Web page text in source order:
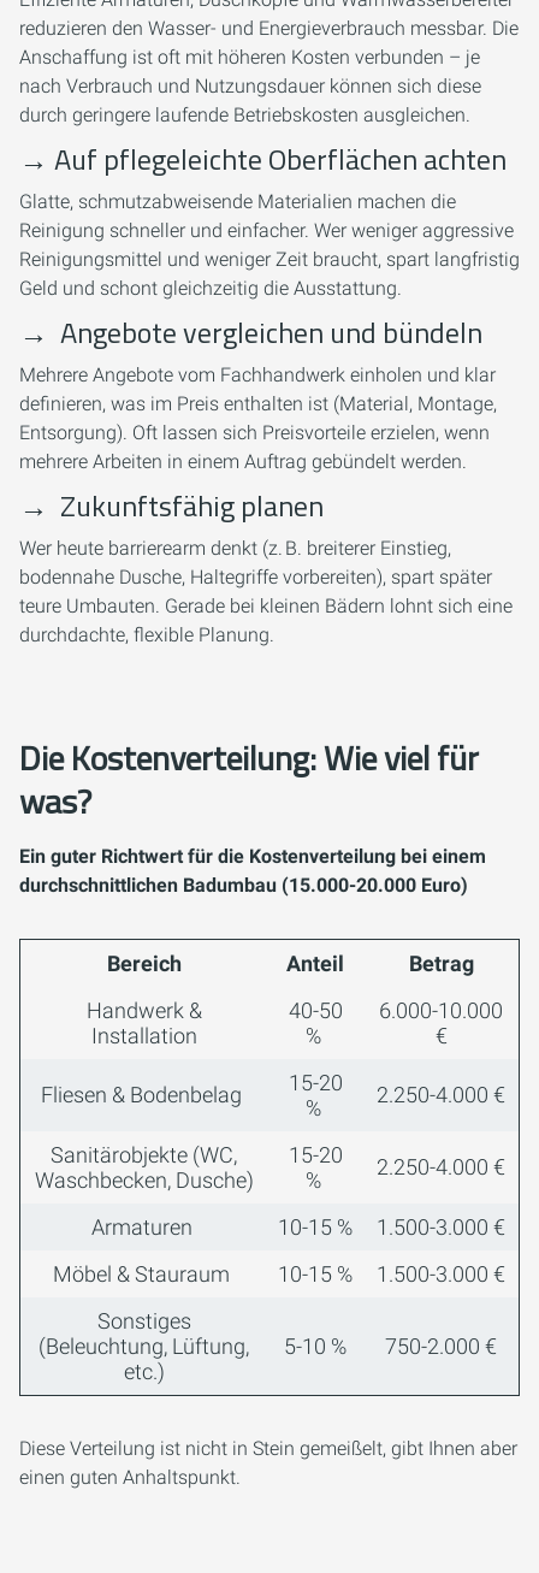
reduzieren den Wasser- und Energieverbrauch messbar. Die
Anschaffung ist oft mit höheren Kosten verbunden – je
nach Verbrauch und Nutzungsdauer können sich diese
durch geringere laufende Betriebskosten ausgleichen.
→ Auf pflegeleichte Oberflächen achten
Glatte, schmutzabweisende Materialien machen die
Reinigung schneller und einfacher. Wer weniger aggressive
Reinigungsmittel und weniger Zeit braucht, spart langfristig
Geld und schont gleichzeitig die Ausstattung.
→ Angebote vergleichen und bündeln
Mehrere Angebote vom Fachhandwerk einholen und klar
definieren, was im Preis enthalten ist (Material, Montage,
Entsorgung). Oft lassen sich Preisvorteile erzielen, wenn
mehrere Arbeiten in einem Auftrag gebündelt werden.
→ Zukunftsfähig planen
Wer heute barrierearm denkt (z. B. breiterer Einstieg,
bodennahe Dusche, Haltegriffe vorbereiten), spart später
teure Umbauten. Gerade bei kleinen Bädern lohnt sich eine
durchdachte, flexible Planung.
Die Kostenverteilung: Wie viel für
was?
Ein guter Richtwert für die Kostenverteilung bei einem
durchschnittlichen Badumbau (15.000-20.000 Euro)
Bereich Anteil
Betrag
Handwerk &
Installation
40-50
%
6.000-10.000
€
Fliesen & Bodenbelag
15-20
%
2.250-4.000 €
Sanitärobjekte (WC,
Waschbecken, Dusche)
15-20
%
2.250-4.000 €
Armaturen 10-15 %
1.500-3.000 €
Möbel & Stauraum
10-15 %
1.500-3.000 €
Sonstiges
(Beleuchtung, Lüftung,
etc.)
5-10 % 750-2.000 €
Diese Verteilung ist nicht in Stein gemeißelt, gibt Ihnen aber
einen guten Anhaltspunkt.